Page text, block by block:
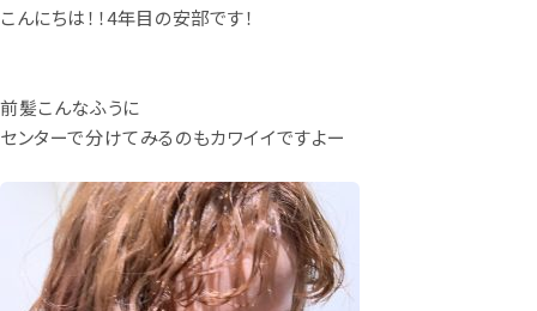
こんにちは！！4年目の安部です！
前髪こんなふうに
センターで分けてみるのもカワイイですよー